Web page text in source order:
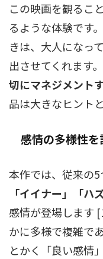
この映画を観るこ
るような体験です
きは、大人になっ
出させてくれます
切にマネジメント
品は大きなヒント
感情の多様性
本作では、従来の5
「イイナー」「ハ
感情が登場します
かに多様で複雑で
とかく「良い感情